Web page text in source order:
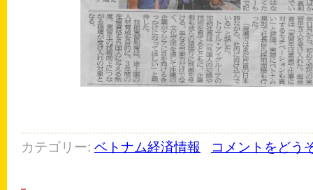
カテゴリー: ベトナム経済情報 コメントをどう